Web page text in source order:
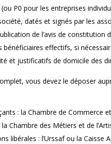
P0 pour les entreprises
datés et signés par les
de l’avis de constitution
bénéficiaires effectifs, si
et justificatifs de domicile des
vous devez le déposer
: la Chambre de Commerce et
Chambre des Métiers et de
libérales : l’Urssaf ou la